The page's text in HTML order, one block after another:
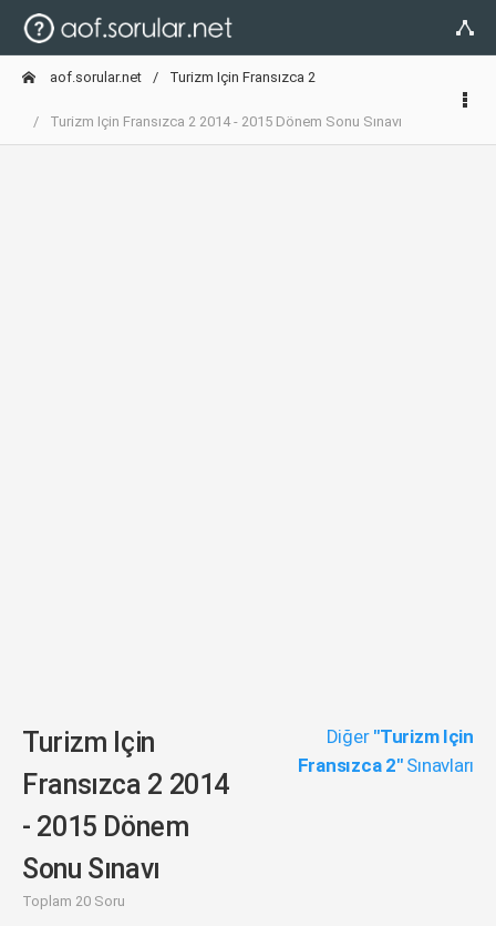
aof.sorular.net Turizm Için Fransızca 2
Turizm Için Fransızca 2 2014 - 2015 Dönem Sonu Sınavı
Turizm Için
Fransızca 2 2014
- 2015 Dönem
Sonu Sınavı
Toplam 20 Soru
Diğer "Turizm Için
Fransızca 2"Sınavları